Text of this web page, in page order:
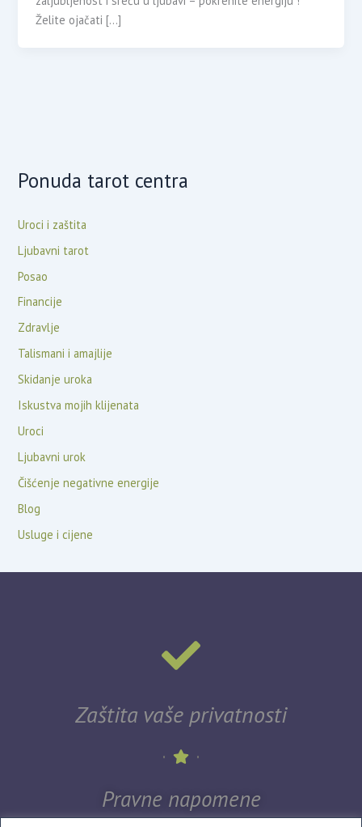
Želite ojačati […]
Ponuda tarot centra
Uroci i zaštita
Ljubavni tarot
Posao
Financije
Zdravlje
Talismani i amajlije
Skidanje uroka
Iskustva mojih klijenata
Uroci
Ljubavni urok
Čišćenje negativne energije
Blog
Usluge i cijene
Zaštita vaše privatnosti
Pravne napomene